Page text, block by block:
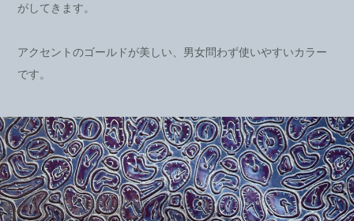
がしてきます。
アクセントのゴールドが美しい、男女問わず使いやすいカラー
です。